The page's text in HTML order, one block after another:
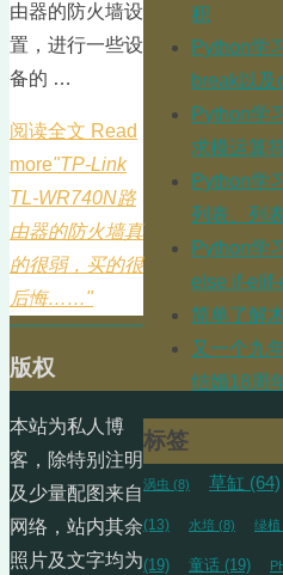
由器的防火墙设
置，进行一些设
备的 …
阅读全文 Read
more"TP-Link
TL-WR740N路
由器的防火墙真
的很弱，买的很
后悔……"
积
Python学
break以及
Python学
求模运算
Python学
列表、列
Python学
else if-elif-
简单了解
又一个九
结婚18周
标签
涡虫 (8) 草缸 (64)
(13) 水培 (8) 绿植
(19) 童话 (19)
版权
本站为私人博
客，除特别注明
及少量配图来自
网络，站内其余
照片及文字均为